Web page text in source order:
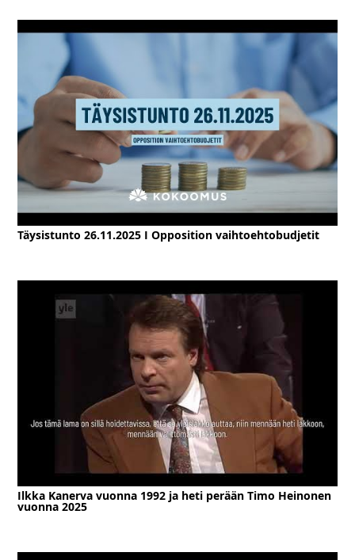
Täysistunto 26.11.2025 I Opposition vaihtoehtobudjetit
Ilkka Kanerva vuonna 1992 ja heti perään Timo Heinonen
vuonna 2025